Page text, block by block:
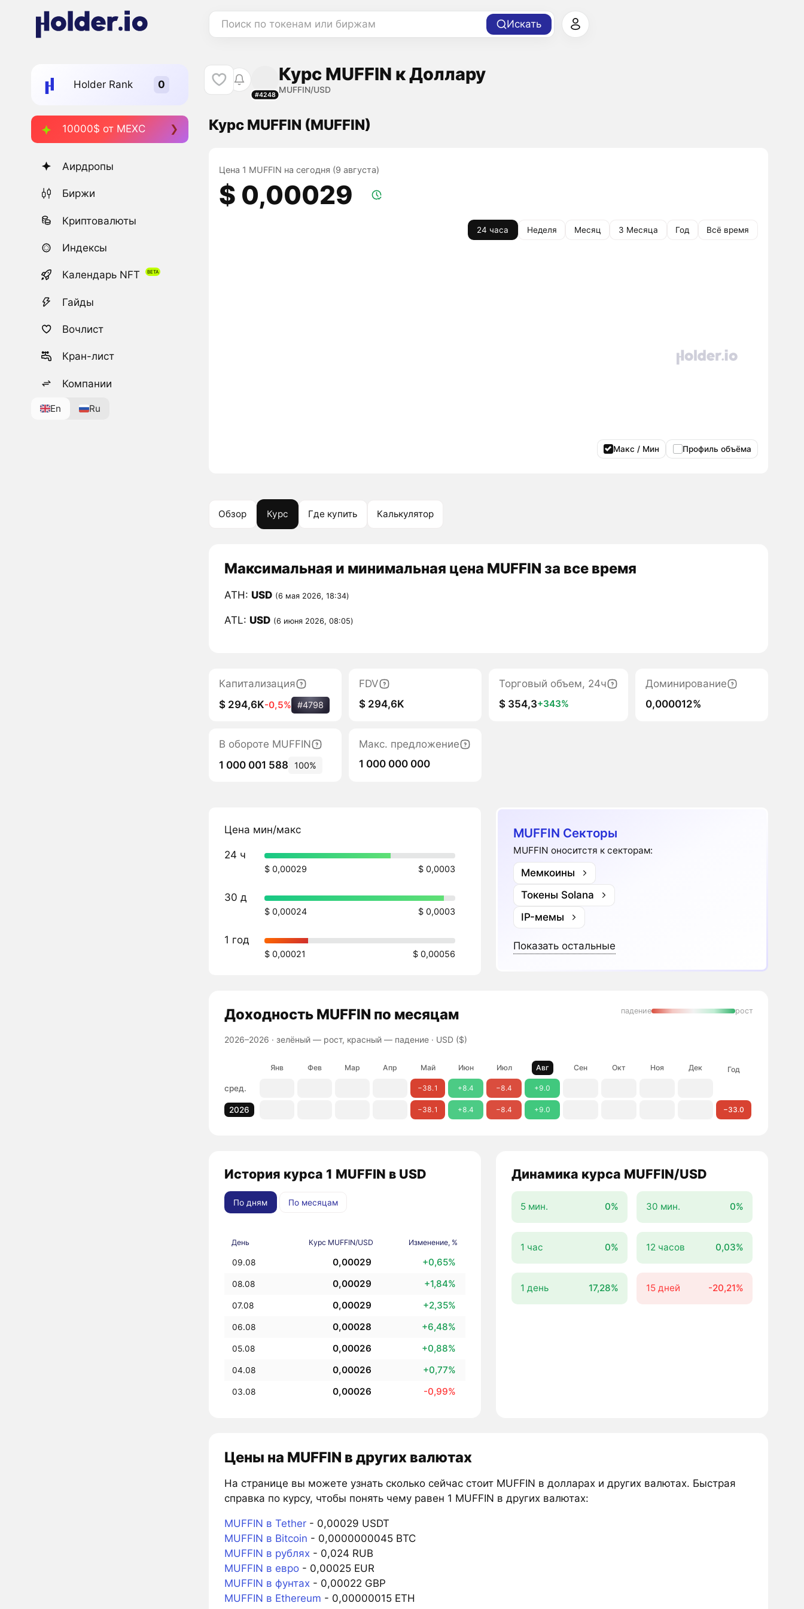
Поиск по токенам или биржам Искать
Holder Rank
10000$ от MEXC
Аирдропы
Биржи
Криптовалюты
Индексы
Календарь NFT
Гайды
Вочлист
Кран-лист
Компании
En Ru
#4248
Курс MUFFIN к Доллару
MUFFIN/USD
Курс MUFFIN (MUFFIN)
Цена 1 MUFFIN на сегодня (9 августа)
$ 0,00029
24 часа Неделя Месяц 3 Месяца Год Всё время
Макс / Мин Профиль объёма
Обзор Курс Где купить Калькулятор
Максимальная и минимальная цена MUFFIN за все время
ATH: USD (6 мая 2026, 18:34)
ATL: USD (6 июня 2026, 08:05)
Капитализация
$ 294,6K-0,5% #4798
FDV
$ 294,6K
Торговый объем, 24ч
$ 354,3+343%
Доминирование
0,000012%
В обороте MUFFIN
1 000 001 588
100%
Макс. предложение
1 000 000 000
Цена мин/макс
24 ч
$ 0,00029 $ 0,0003
30 д
$ 0,00024 $ 0,0003
1 год
$ 0,00021 $ 0,00056
MUFFIN Секторы
MUFFIN оноситстя к секторам:
Мемкоины
Токены Solana
IP-мемы
Показать остальные
ДоходностьMUFFIN по месяцам
2026–2026 · зелёный — рост, красный — падение· USD ($)
падение рост
Янв Фев Мар Апр Май Июн Июл Авг Сен Окт Ноя Дек Год
сред. −38.1 +8.4 −8.4 +9.0
2026 −38.1 +8.4 −8.4 +9.0 −33.0
История курса 1 MUFFIN в USD
По дням По месяцам
День Курс MUFFIN/USD Изменение, %
09.08 0,00029 +0,65%
08.08 0,00029 +1,84%
07.08 0,00029 +2,35%
06.08 0,00028 +6,48%
05.08 0,00026 +0,88%
04.08 0,00026 +0,77%
03.08 0,00026 -0,99%
Динамика курса MUFFIN/USD
5 мин. 0% 30 мин. 0%
1 час 0% 12 часов 0,03%
1 день 17,28% 15 дней -20,21%
Цены на MUFFIN в других валютах
На странице вы можете узнать сколько сейчас стоит MUFFIN в долларах и других валютах. Быстрая
справка по курсу, чтобы понять чему равен 1 MUFFIN в других валютах:
MUFFIN в Tether- 0,00029 USDT
MUFFIN в Bitcoin - 0,0000000045 BTC
MUFFIN в рублях- 0,024 RUB
MUFFIN в евро- 0,00025 EUR
MUFFIN в фунтах- 0,00022 GBP
MUFFIN в Ethereum - 0,00000015 ETH